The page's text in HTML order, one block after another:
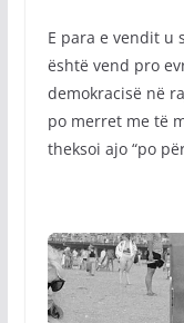
E para e vendit u
është vend pro
demokracisë në
po merret me të
theksoi ajo “po